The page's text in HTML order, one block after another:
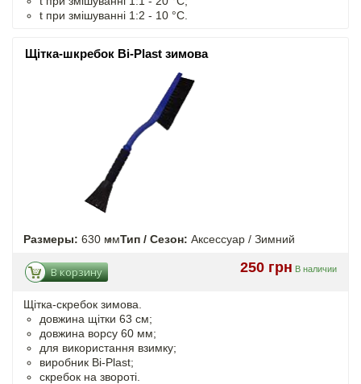
t при змішуванні 1:2 - 10 °C.
Щітка-шкребок Bi-Plast зимова
Размеры: 630 ммТип / Сезон: Аксессуар / Зимний
250 грн В наличии
В корзину
Щітка-скребок зимова.
довжина щітки 63 см;
довжина ворсу 60 мм;
для використання взимку;
виробник Bi-Plast;
скребок на звороті.